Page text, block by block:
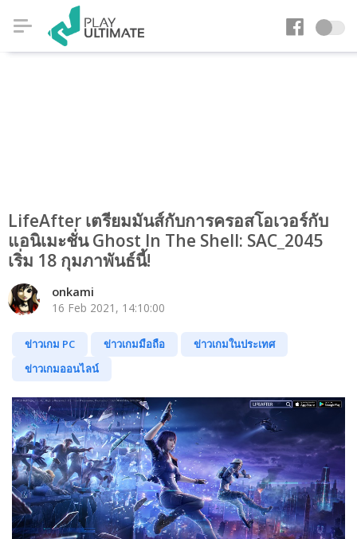
LifeAfter เตรียมมันส์กับการครอสโอเวอร์กับ
แอนิเมะชั่น Ghost In The Shell: SAC_2045
เริ่ม 18 กุมภาพันธ์นี้!
onkami
16 Feb 2021, 14:10:00
ข่าวเกม PC ข่าวเกมมือถือ
ข่าวเกมในประเทศ
ข่าวเกมออนไลน์